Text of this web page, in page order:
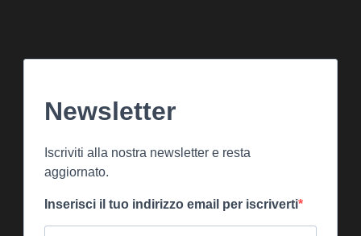
Newsletter
Iscriviti alla nostra newsletter e resta
aggiornato.
Inserisci il tuo indirizzo email per iscriverti